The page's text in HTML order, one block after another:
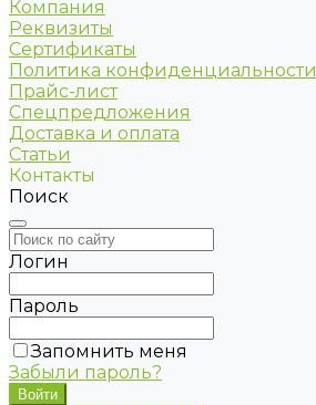
Компания
Реквизиты
Сертификаты
Политика конфиденциальности
Прайс-лист
Спецпредложения
Доставка и оплата
Статьи
Контакты
Поиск
Логин
Пароль
Запомнить меня
Забыли пароль?